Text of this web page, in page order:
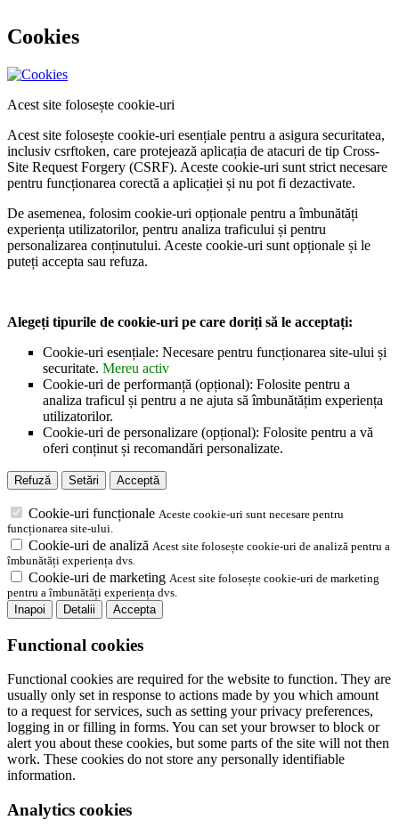
Cookies
Acest site folosește cookie-uri
Acest site folosește cookie-uri esențiale pentru a asigura securitatea,
inclusiv csrftoken, care protejează aplicația de atacuri de tip Cross-
Site Request Forgery (CSRF). Aceste cookie-uri sunt strict necesare
pentru funcționarea corectă a aplicației și nu pot fi dezactivate.
De asemenea, folosim cookie-uri opționale pentru a îmbunătăți
experiența utilizatorilor, pentru analiza traficului și pentru
personalizarea conținutului. Aceste cookie-uri sunt opționale și le
puteți accepta sau refuza.
Alegeți tipurile de cookie-uri pe care doriți să le acceptați:
Cookie-uri esențiale: Necesare pentru funcționarea site-ului și
securitate. Mereu activ
Cookie-uri de performanță (opțional): Folosite pentru a
analiza traficul și pentru a ne ajuta să îmbunătățim experiența
utilizatorilor.
Cookie-uri de personalizare (opțional): Folosite pentru a vă
oferi conținut și recomandări personalizate.
Refuză Setări Acceptă
Cookie-uri funcționale Aceste cookie-uri sunt necesare pentru
funcționarea site-ului.
Cookie-uri de analiză Acest site folosește cookie-uri de analiză pentru a
îmbunătăți experiența dvs.
Cookie-uri de marketing Acest site folosește cookie-uri de marketing
pentru a îmbunătăți experiența dvs.
Inapoi
Detalii Accepta
Functional cookies
Functional cookies are required for the website to function. They are
usually only set in response to actions made by you which amount
to a request for services, such as setting your privacy preferences,
logging in or filling in forms. You can set your browser to block or
alert you about these cookies, but some parts of the site will not then
work. These cookies do not store any personally identifiable
information.
Analytics cookies